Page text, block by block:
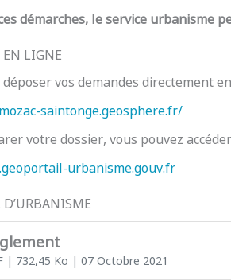
démarches, le service urbanisme
LIGNE
vos demandes directement
saintonge.geosphere.fr/
votre dossier, vous pouvez
urbanisme.gouv.fr
| 732,45 Ko | 07 Octobre 2021